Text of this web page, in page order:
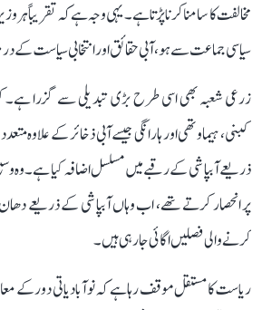
مخالفت کا سامنا کرنا پڑتا ہے۔ یہی وجہ ہے کہ تقریباً ہر
سیاسی جماعت سے ہو، آبی حقائق اور انتخابی سیاست کے
زرعی شعبہ بھی اسی طرح بڑی تبدیلی سے گزرا ہے۔
کبنی، ہیماوتھی اور ہارانگی جیسے آبی ذخائر کے علاوہ
ذریعے آبپاشی کے رقبے میں مسلسل اضافہ کیا ہے۔ وہ
پر انحصار کرتے تھے، اب وہاں آبپاشی کے ذریعے دھان،
کرنے والی فصلیں اگائی جا رہی ہیں۔
ریاست کا مستقل موقف رہا ہے کہ نوآبادیاتی دور